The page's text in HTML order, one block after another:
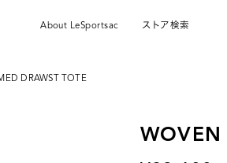
About LeSportsac ストア検索
DRAWST TOTE
WOVEN